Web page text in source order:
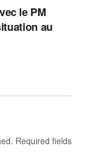
le PM
au
Required fields